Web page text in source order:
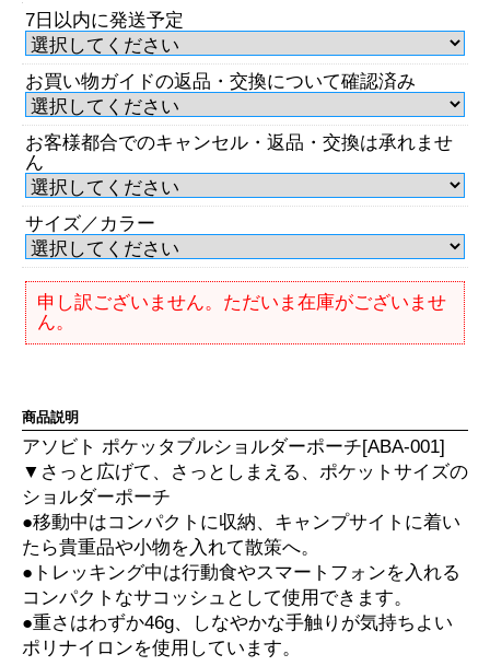
7日以内に発送予定
お買い物ガイドの返品・交換について確認済み
お客様都合でのキャンセル・返品・交換は承れませ
ん
サイズ／カラー
申し訳ございません。ただいま在庫がございませ
ん。
商品説明
アソビト ポケッタブルショルダーポーチ[ABA-001]
▼さっと広げて、さっとしまえる、ポケットサイズの
ショルダーポーチ
●移動中はコンパクトに収納、キャンプサイトに着い
たら貴重品や小物を入れて散策へ。
●トレッキング中は行動食やスマートフォンを入れる
コンパクトなサコッシュとして使用できます。
●重さはわずか46g、しなやかな手触りが気持ちよい
ポリナイロンを使用しています。